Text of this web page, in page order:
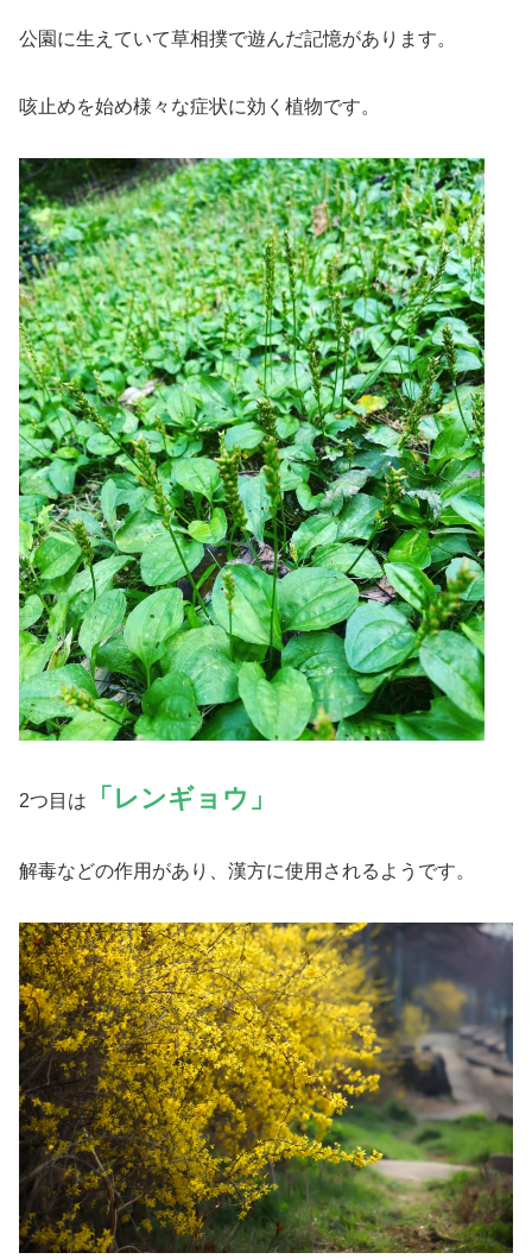
公園に生えていて草相撲で遊んだ記憶があります。
咳止めを始め様々な症状に効く植物です。
2つ目は 「レンギョウ」
解毒などの作用があり、漢方に使用されるようです。